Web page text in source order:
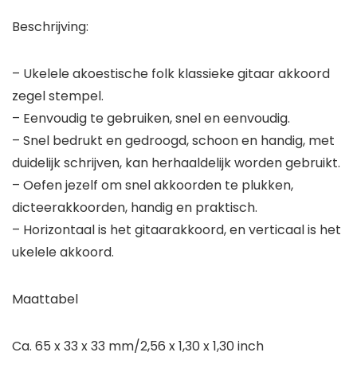
Beschrijving:
– Ukelele akoestische folk klassieke gitaar akkoord
zegel stempel.
– Eenvoudig te gebruiken, snel en eenvoudig.
– Snel bedrukt en gedroogd, schoon en handig, met
duidelijk schrijven, kan herhaaldelijk worden gebruikt.
– Oefen jezelf om snel akkoorden te plukken,
dicteerakkoorden, handig en praktisch.
– Horizontaal is het gitaarakkoord, en verticaal is het
ukelele akkoord.
Maattabel
Ca. 65 x 33 x 33 mm/2,56 x 1,30 x 1,30 inch